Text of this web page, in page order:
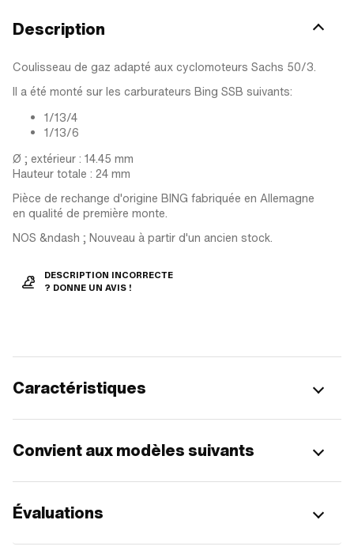
Description
Coulisseau de gaz adapté aux cyclomoteurs Sachs 50/3.
Il a été monté sur les carburateurs Bing SSB suivants:
1/13/4
1/13/6
Ø ; extérieur : 14.45 mm
Hauteur totale : 24 mm
Pièce de rechange d'origine BING fabriquée en Allemagne
en qualité de première monte.
NOS &ndash ; Nouveau à partir d'un ancien stock.
DESCRIPTION INCORRECTE
? DONNE UN AVIS !
Caractéristiques
Convient aux modèles suivants
Évaluations